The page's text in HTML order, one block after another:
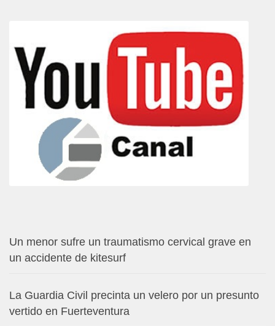
Un menor sufre un traumatismo cervical grave en
un accidente de kitesurf
La Guardia Civil precinta un velero por un presunto
vertido en Fuerteventura